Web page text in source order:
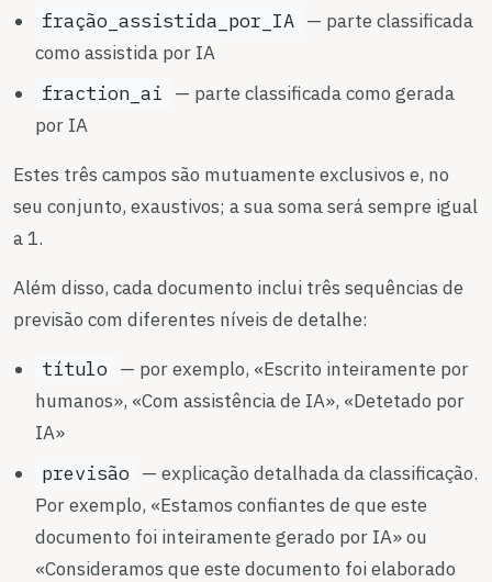
fração_assistida_por_IA — parte classificada
como assistida por IA
fraction_ai — parte classificada como gerada
por IA
Estes três campos são mutuamente exclusivos e, no
seu conjunto, exaustivos; a sua soma será sempre igual
a 1.
Além disso, cada documento inclui três sequências de
previsão com diferentes níveis de detalhe:
título — por exemplo, «Escrito inteiramente por
humanos», «Com assistência de IA», «Detetado por
IA»
previsão — explicação detalhada da classificação.
Por exemplo, «Estamos confiantes de que este
documento foi inteiramente gerado por IA» ou
«Consideramos que este documento foi elaborado